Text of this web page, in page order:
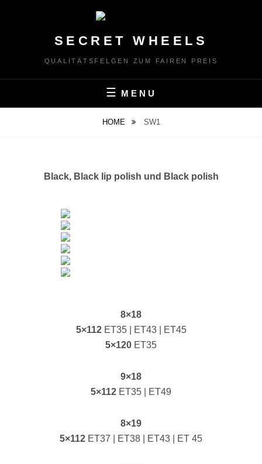
SECRET WHEELS
QUALITÄTSFELGEN ZUM FAIREN PREIS
MENU
HOME SW1
Black, Black lip polish und Black polish
8×18
5×112ET35 | ET43 | ET45
5×120 ET35
9×18
5×112 ET35 | ET49
8×19
5×112 ET37 | ET38 | ET43 | ET 45